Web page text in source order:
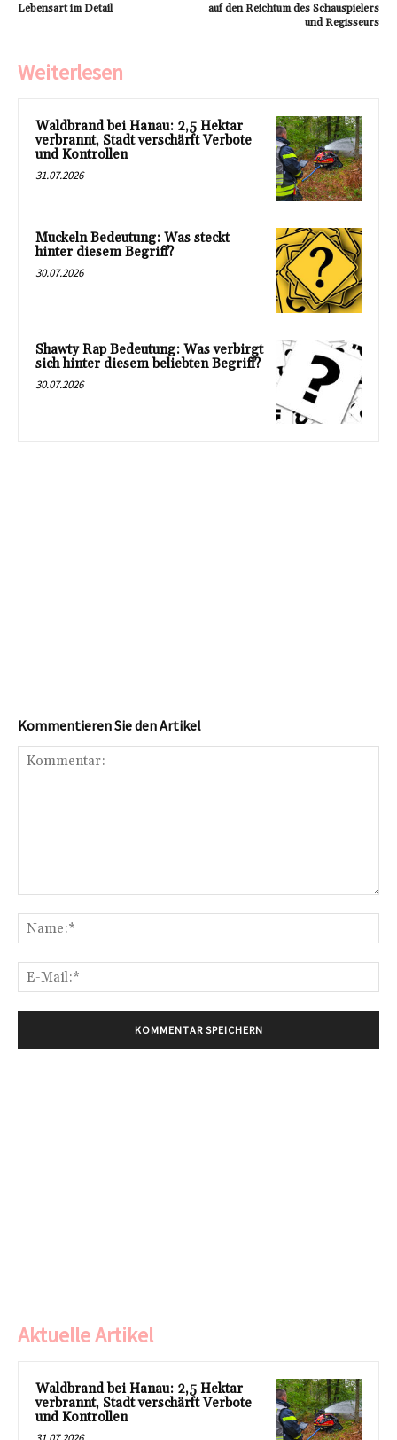
Lebensart im Detail
auf den Reichtum des Schauspielers
und Regisseurs
Weiterlesen
Waldbrand bei Hanau: 2,5 Hektar
verbrannt, Stadt verschärft Verbote
und Kontrollen
31.07.2026
Muckeln Bedeutung: Was steckt
hinter diesem Begriff?
30.07.2026
Shawty Rap Bedeutung: Was verbirgt
sich hinter diesem beliebten Begriff?
30.07.2026
Kommentieren Sie den Artikel
Aktuelle Artikel
Waldbrand bei Hanau: 2,5 Hektar
verbrannt, Stadt verschärft Verbote
und Kontrollen